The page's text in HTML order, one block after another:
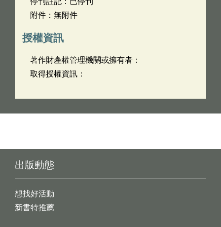
附件：無附件
授權資訊
著作財產權管理機關或擁有者：
取得授權資訊：
出版動態
想找好活動
新書特推薦